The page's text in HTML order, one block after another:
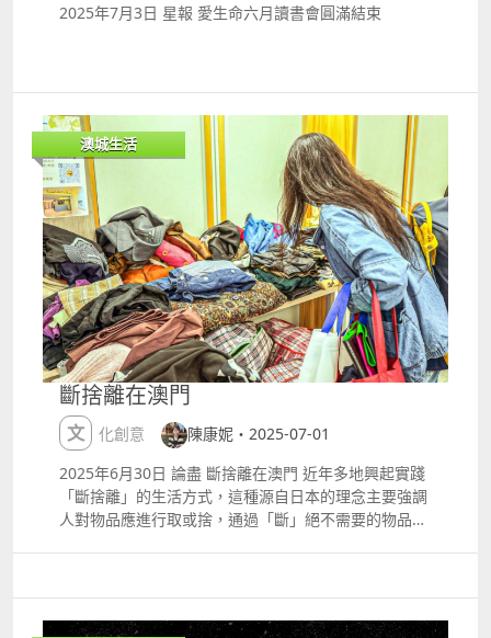
2025年7月3日 星報 愛生命六月讀書會圓滿結束
澳城生活
斷捨離在澳門
文化創意
陳康妮・2025-07-01
2025年6月30日 論盡 斷捨離在澳門 近年多地興起實踐
「斷捨離」的生活方式，這種源自日本的理念主要強調
人對物品應進行取或捨，通過「斷」絕不需要的物品、
合物品。 今年上半年學會推出不少活動。在三月，每周